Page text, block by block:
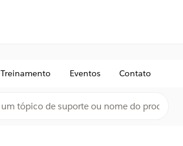
Treinamento Eventos Contato